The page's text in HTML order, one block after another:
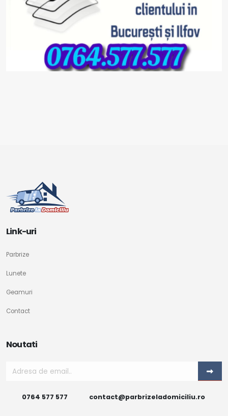
Link-uri
Parbrize
Lunete
Geamuri
Contact
Noutati
0764 577 577 contact@parbrizeladomiciliu.ro